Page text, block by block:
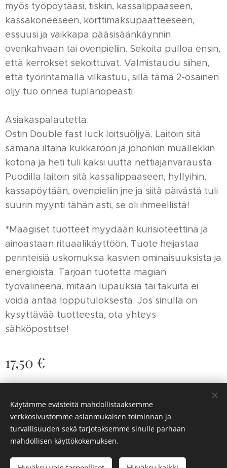
myös työpöytääsi, tiskiin, kassalippaaseen,
kassakoneeseen, korttimaksupäätteeseen,
essuusi ja vaikkapa pääsisäänkäynnin
ovenkahvaan tai ovenpieliin. Sekoita pulloa ensin,
että kerrokset sekoittuvat. Valmistaudu siihen,
että työrintamalla vilkastuu, sillä tämä 2-osainen
öljy tuo onnea tuplanopeasti.
Asiakaspalautetta:
Ostin Double fast luck loitsuöljyä. Laitoin sitä
samana iltana kukkaroon ja johonkin muallekkin
kotona ja heti tuli kaksi uutta nettiajanvarausta.
Puodilla laitoin sitä kassalippaaseen, hyllyihin,
kassapöytään, ovenpieliin jne ja siitä päivästä tuli
suurin myynti tähän asti, se oli ihmeellistä!
*Maagiset tuotteet myydään kurisioteettina ja
ainoastaan rituaalikäyttöön. Tuote heijastaa
perinteisiä uskomuksia kasvien ominaisuuksista ja
energioista. Tarjoan tuotetta magian
työvälineenä, mitään lupauksia tai takuita ei
voida antaa lopputuloksesta. Jos sinulla on
kysyttävää tuotteesta, ota yhteys
sähköpostitse!
17,50 €
Lisää ostoskoriin
© 2025 Arcana. Kaikki oikeudet pidätetään.
Evästeet
Käytämme evästeitä mahdollistaaksemme
verkkosivustomme asianmukaisen toiminnan ja
turvallisuuden sekä tarjotaksemme sinulle parhaan
mahdollisen käyttökokemuksen.